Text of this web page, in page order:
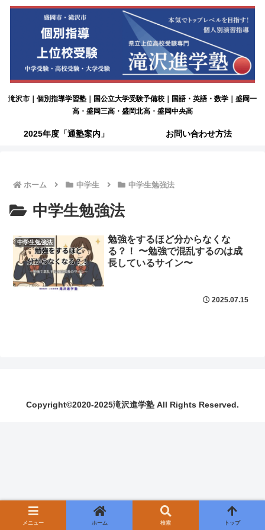
滝沢市｜個別指導学習塾｜国公立大学受験予備校｜国語・英語・数学｜盛岡一
高・盛岡三高・盛岡北高・盛岡中央高
2025年度「通塾案内」 お問い合わせ方法
ホーム 中学生 中学生勉強法
中学生勉強法
中学生勉強法
勉強をするほど分からなくな
る？！ 〜勉強で混乱するのは成
長しているサイン〜
2025.07.15
Copyright©️2020-2025滝沢進学塾 All Rights Reserved.
メニュー ホーム 検索 トップ